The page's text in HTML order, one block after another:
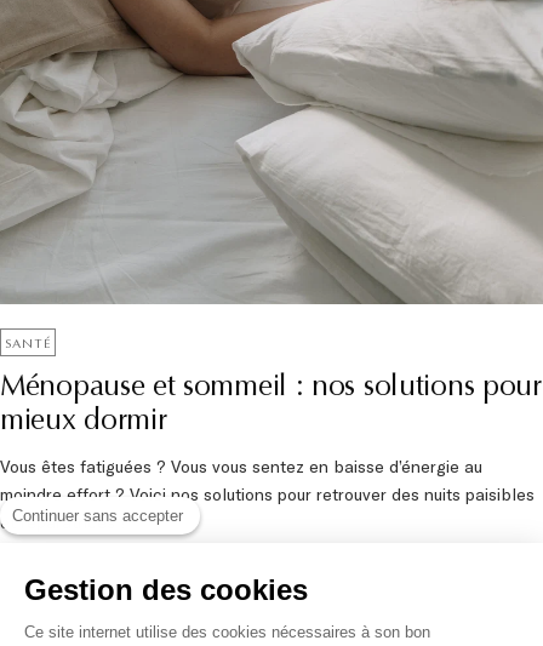
Continuer sans accepter
Gestion des cookies
Ce site internet utilise des cookies nécessaires à son bon
SANTÉ
Ménopause et sommeil : nos solutions pour
mieux dormir
Vous êtes fatiguées ? Vous vous sentez en baisse d’énergie au
moindre effort ? Voici nos solutions pour retrouver des nuits paisibles
et réparatrices !